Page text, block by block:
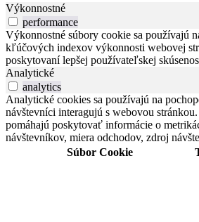
Výkonnostné
performance
Výkonnostné súbory cookie sa používajú
kľúčových indexov výkonnosti webovej
poskytovaní lepšej používateľskej
Analytické
analytics
Analytické cookies sa používajú na
návštevníci interagujú s webovou
pomáhajú poskytovať informácie o
návštevníkov, miera odchodov, zdroj
Súbor Cookie